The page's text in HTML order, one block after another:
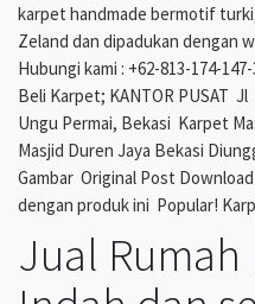
karpet handmade bermotif
Zeland dan dipadukan dengan
Hubungi kami : +62-813-174-
Beli Karpet; KANTOR PUSAT
Ungu Permai, Bekasi Karpet
Masjid Duren Jaya Bekasi
Gambar Original Post
dengan produk ini Popular!
Jual Rumah